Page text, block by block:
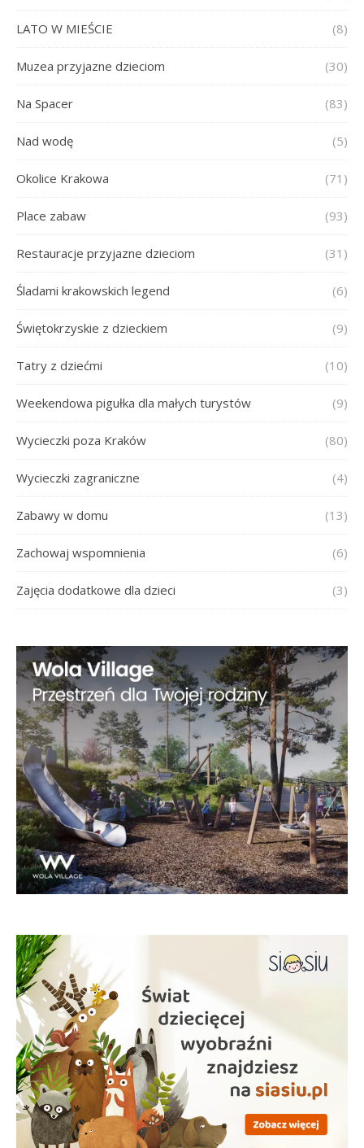
LATO W MIEŚCIE (8)
Muzea przyjazne dzieciom (30)
Na Spacer (83)
Nad wodę (5)
Okolice Krakowa (71)
Place zabaw (93)
Restauracje przyjazne dzieciom (31)
Śladami krakowskich legend (6)
Świętokrzyskie z dzieckiem (9)
Tatry z dziećmi (10)
Weekendowa pigułka dla małych turystów (9)
Wycieczki poza Kraków (80)
Wycieczki zagraniczne (4)
Zabawy w domu (13)
Zachowaj wspomnienia (6)
Zajęcia dodatkowe dla dzieci (3)